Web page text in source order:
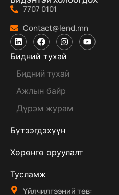
7707 0101
Contact@lend.mn
Бидний тухай
Бүтээгдэхүүн
Хөрөнгө оруулалт
Тусламж
Бидний тухай
Ажлын байр
Дүрэм журам
Үйлчилгээний төв: